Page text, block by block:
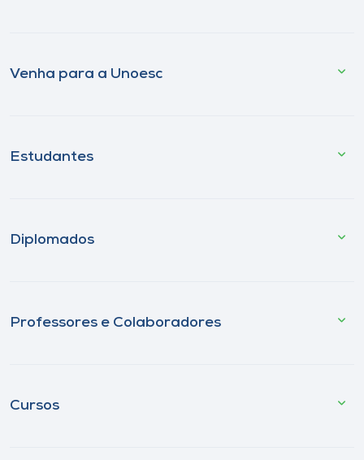
Venha para a Unoesc
Estudantes
Diplomados
Professores e Colaboradores
Cursos